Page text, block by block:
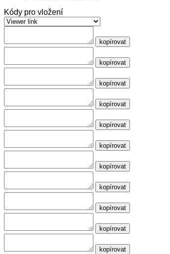
Kódy pro vložení
kopírovat
kopírovat
kopírovat
kopírovat
kopírovat
kopírovat
kopírovat
kopírovat
kopírovat
kopírovat
kopírovat